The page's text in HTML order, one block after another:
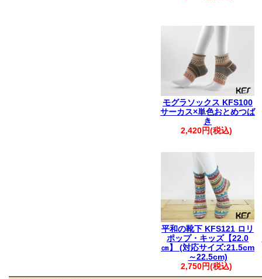
モグラソックス KFS100
サーカス×単色おとめつば
き
2,420円(税込)
平和の靴下 KFS121 ロリ
ポップ・キッズ【22.0
㎝】 (対応サイズ:21.5cm
～22.5cm)
2,750円(税込)